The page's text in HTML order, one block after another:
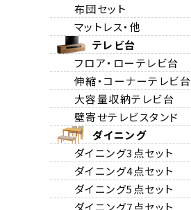
布団セット
マットレス・他
テレビ台
フロア・ローテレビ台
伸縮・コーナーテレビ台
大容量収納テレビ台
壁寄せテレビスタンド
ダイニング
ダイニング3点セット
ダイニング4点セット
ダイニング5点セット
ダイニング7点セット